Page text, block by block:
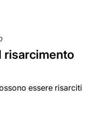
risarcimento
essere risarciti